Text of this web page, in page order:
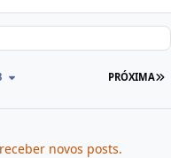
PRÓXIMA
novos posts.